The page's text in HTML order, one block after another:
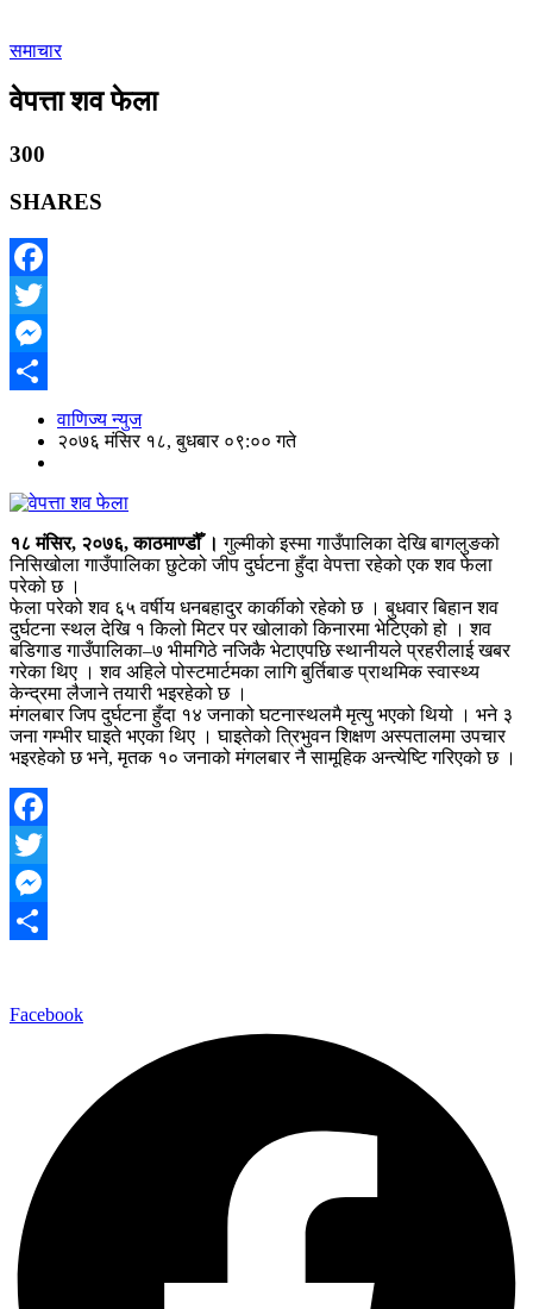
समाचार
वेपत्ता शव फेला
300
SHARES
Facebook
Twitter
Messenger
वाणिज्य न्युज
२०७६ मंसिर १८, बुधबार ०९:०० गते
१८ मंसिर, २०७६, काठमाण्डौँ । गुल्मीको इस्मा गाउँपालिका देखि बागलुङको
निसिखोला गाउँपालिका छुटेको जीप दुर्घटना हुँदा वेपत्ता रहेको एक शव फेला
परेको छ ।
फेला परेको शव ६५ वर्षीय धनबहादुर कार्कीको रहेको छ । बुधवार बिहान शव
दुर्घटना स्थल देखि १ किलो मिटर पर खोलाको किनारमा भेटिएको हो । शव
बडिगाड गाउँपालिका–७ भीमगिठे नजिकै भेटाएपछि स्थानीयले प्रहरीलाई खबर
गरेका थिए । शव अहिले पोस्टमार्टमका लागि बुर्तिबाङ प्राथमिक स्वास्थ्य
केन्द्रमा लैजाने तयारी भइरहेको छ ।
मंगलबार जिप दुर्घटना हुँदा १४ जनाको घटनास्थलमै मृत्यु भएको थियो । भने ३
जना गम्भीर घाइते भएका थिए । घाइतेको त्रिभुवन शिक्षण अस्पतालमा उपचार
भइरहेको छ भने, मृतक १० जनाको मंगलबार नै सामूहिक अन्त्येष्टि गरिएको छ ।
Facebook
Twitter
Messenger
Facebook